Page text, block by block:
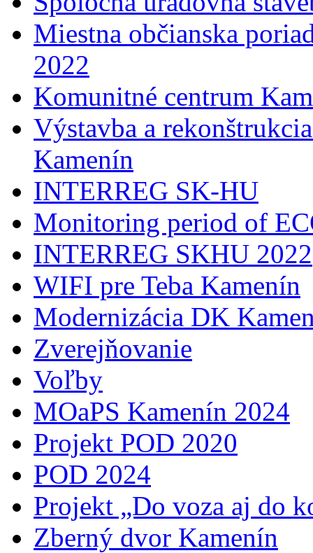
Miestna občianska
2022
Komunitné centrum
Výstavba a
Kamenín
INTERREG SK-HU
Monitoring period of
INTERREG SKHU 2022
WIFI pre Teba Kamenín
Modernizácia DK
Zverejňovanie
Voľby
MOaPS Kamenín 2024
Projekt POD 2020
POD 2024
Projekt „Do voza aj do
Zberný dvor Kamenín